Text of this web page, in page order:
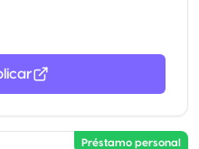
Préstamo personal